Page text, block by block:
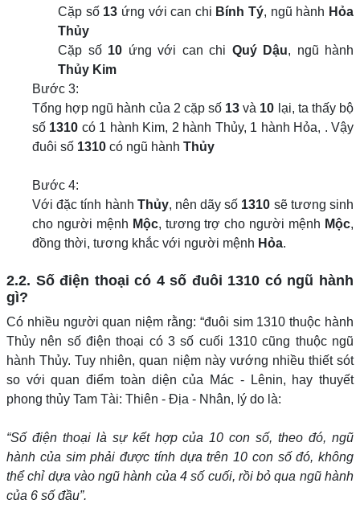
Cặp số 13 ứng với can chi Bính Tý, ngũ hành Hỏa
Thủy
Cặp số 10 ứng với can chi Quý Dậu, ngũ hành
Thủy Kim
Bước 3:
Tổng hợp ngũ hành của 2 cặp số 13 và 10 lại, ta thấy bộ
số 1310 có 1 hành Kim, 2 hành Thủy, 1 hành Hỏa, . Vậy
đuôi số 1310 có ngũ hành Thủy
Bước 4:
Với đặc tính hành Thủy, nên dãy số 1310 sẽ tương sinh
cho người mệnh Mộc, tương trợ cho người mệnh Mộc,
đồng thời, tương khắc với người mệnh Hỏa.
2.2. Số điện thoại có 4 số đuôi 1310 có ngũ hành
gì?
Có nhiều người quan niệm rằng: “đuôi sim 1310 thuộc hành
Thủy nên số điện thoại có 3 số cuối 1310 cũng thuộc ngũ
hành Thủy. Tuy nhiên, quan niệm này vướng nhiều thiết sót
so với quan điểm toàn diện của Mác - Lênin, hay thuyết
phong thủy Tam Tài: Thiên - Địa - Nhân, lý do là:
“Số điện thoại là sự kết hợp của 10 con số, theo đó, ngũ
hành của sim phải được tính dựa trên 10 con số đó, không
thể chỉ dựa vào ngũ hành của 4 số cuối, rồi bỏ qua ngũ hành
của 6 số đầu”.